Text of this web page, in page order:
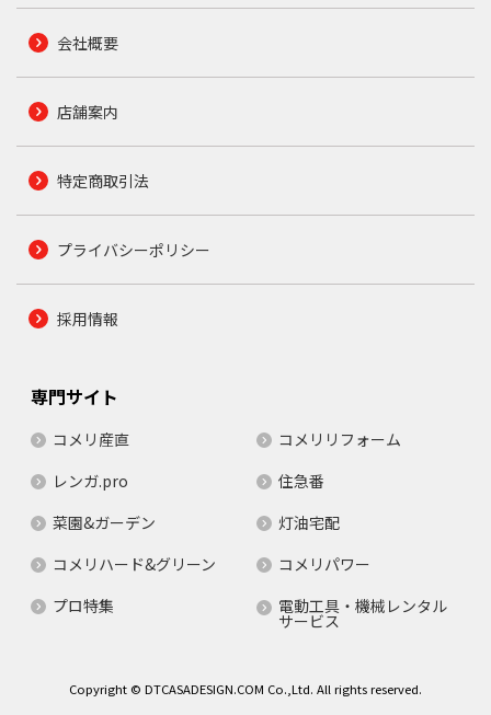
会社概要
店舗案内
特定商取引法
プライバシーポリシー
採用情報
専門サイト
コメリ産直
コメリリフォーム
レンガ.pro
住急番
菜園&ガーデン
灯油宅配
コメリハード&グリーン
コメリパワー
プロ特集
電動工具・機械レンタル
サービス
Copyright © DTCASADESIGN.COM Co.,Ltd. All rights reserved.